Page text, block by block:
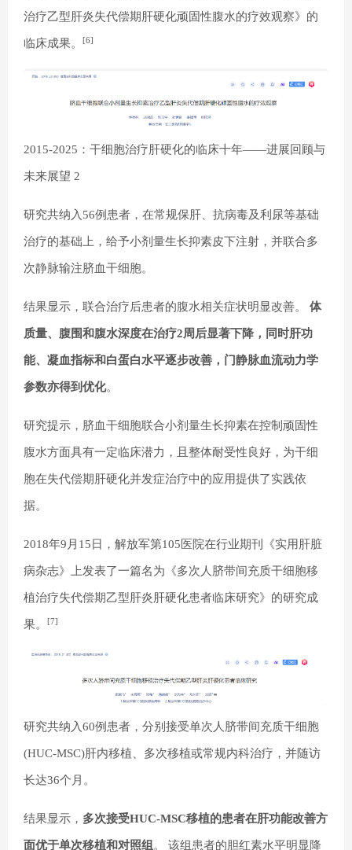
治疗乙型肝炎失代偿期肝硬化顽固性腹水的疗效观察》的
临床成果。 [6]
2015-2025：干细胞治疗肝硬化的临床十年——进展回顾与
未来展望 2
研究共纳入56例患者，在常规保肝、抗病毒及利尿等基础
治疗的基础上，给予小剂量生长抑素皮下注射，并联合多
次静脉输注脐血干细胞。
结果显示，联合治疗后患者的腹水相关症状明显改善。 体
质量、腹围和腹水深度在治疗2周后显著下降，同时肝功
能、凝血指标和白蛋白水平逐步改善，门静脉血流动力学
参数亦得到优化。
研究提示，脐血干细胞联合小剂量生长抑素在控制顽固性
腹水方面具有一定临床潜力，且整体耐受性良好，为干细
胞在失代偿期肝硬化并发症治疗中的应用提供了实践依
据。
2018年9月15日，解放军第105医院在行业期刊《实用肝脏
病杂志》上发表了一篇名为《多次人脐带间充质干细胞移
植治疗失代偿期乙型肝炎肝硬化患者临床研究》的研究成
果。 [7]
研究共纳入60例患者，分别接受单次人脐带间充质干细胞
(HUC-MSC)肝内移植、多次移植或常规内科治疗，并随访
长达36个月。
结果显示， 多次接受HUC-MSC移植的患者在肝功能改善方
面优于单次移植和对照组。 该组患者的胆红素水平明显降